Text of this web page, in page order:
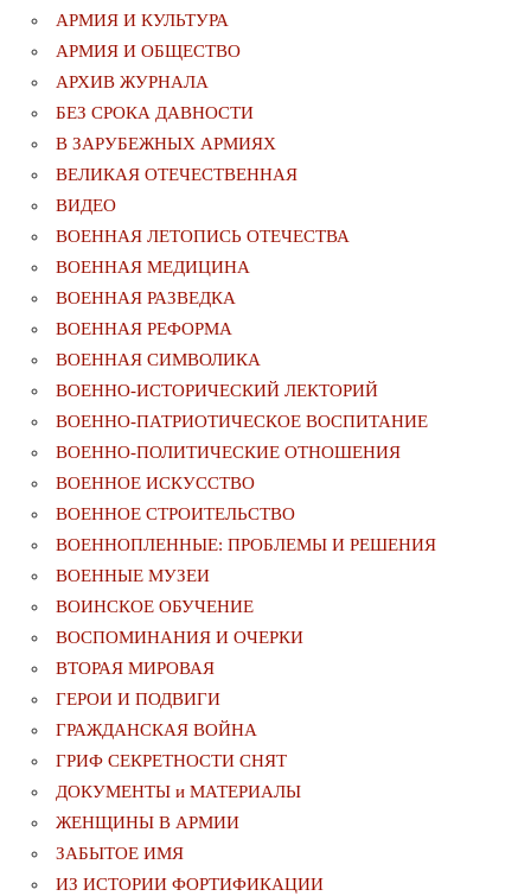
АРМИЯ И КУЛЬТУРА
АРМИЯ И ОБЩЕСТВО
АРХИВ ЖУРНАЛА
БЕЗ СРОКА ДАВНОСТИ
В ЗАРУБЕЖНЫХ АРМИЯХ
ВЕЛИКАЯ ОТЕЧЕСТВЕННАЯ
ВИДЕО
ВОЕННАЯ ЛЕТОПИСЬ ОТЕЧЕСТВА
ВОЕННАЯ МЕДИЦИНА
ВОЕННАЯ РАЗВЕДКА
ВОЕННАЯ РЕФОРМА
ВОЕННАЯ СИМВОЛИКА
ВОЕННО-ИСТОРИЧЕСКИЙ ЛЕКТОРИЙ
ВОЕННО-ПАТРИОТИЧЕСКОЕ ВОСПИТАНИЕ
ВОЕННО-ПОЛИТИЧЕСКИE ОТНОШЕНИЯ
ВОЕННОЕ ИСКУССТВО
ВОЕННОЕ СТРОИТЕЛЬСТВО
ВОЕННОПЛЕННЫЕ: ПРОБЛЕМЫ И РЕШЕНИЯ
ВОЕННЫЕ МУЗЕИ
ВОИНСКОЕ ОБУЧЕНИЕ
ВОСПОМИНАНИЯ И ОЧЕРКИ
ВТОРАЯ МИРОВАЯ
ГЕРОИ И ПОДВИГИ
ГРАЖДАНСКАЯ ВОЙНА
ГРИФ СЕКРЕТНОСТИ СНЯТ
ДОКУМЕНТЫ и МАТЕРИАЛЫ
ЖЕНЩИНЫ В АРМИИ
ЗАБЫТОЕ ИМЯ
ИЗ ИСТОРИИ ФОРТИФИКАЦИИ